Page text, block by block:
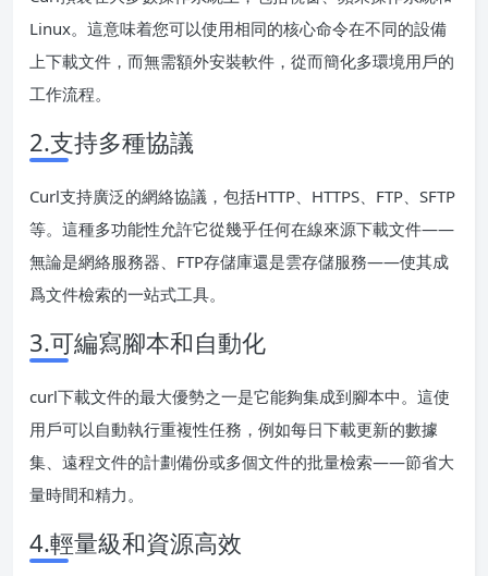
Linux。這意味着您可以使用相同的核心命令在不同的設備
上下載文件，而無需額外安裝軟件，從而簡化多環境用戶的
工作流程。
2.支持多種協議
Curl支持廣泛的網絡協議，包括HTTP、HTTPS、FTP、SFTP
等。這種多功能性允許它從幾乎任何在線來源下載文件——
無論是網絡服務器、FTP存儲庫還是雲存儲服務——使其成
爲文件檢索的一站式工具。
3.可編寫腳本和自動化
curl下載文件的最大優勢之一是它能夠集成到腳本中。這使
用戶可以自動執行重複性任務，例如每日下載更新的數據
集、遠程文件的計劃備份或多個文件的批量檢索——節省大
量時間和精力。
4.輕量級和資源高效